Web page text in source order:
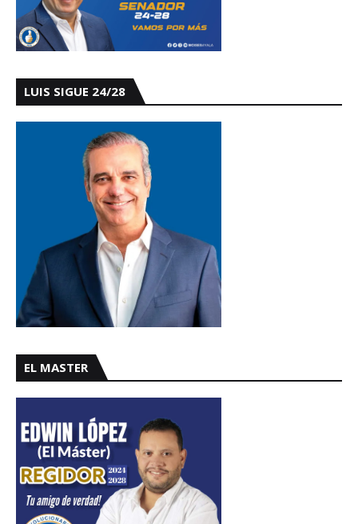
LUIS SIGUE 24/28
EL MASTER